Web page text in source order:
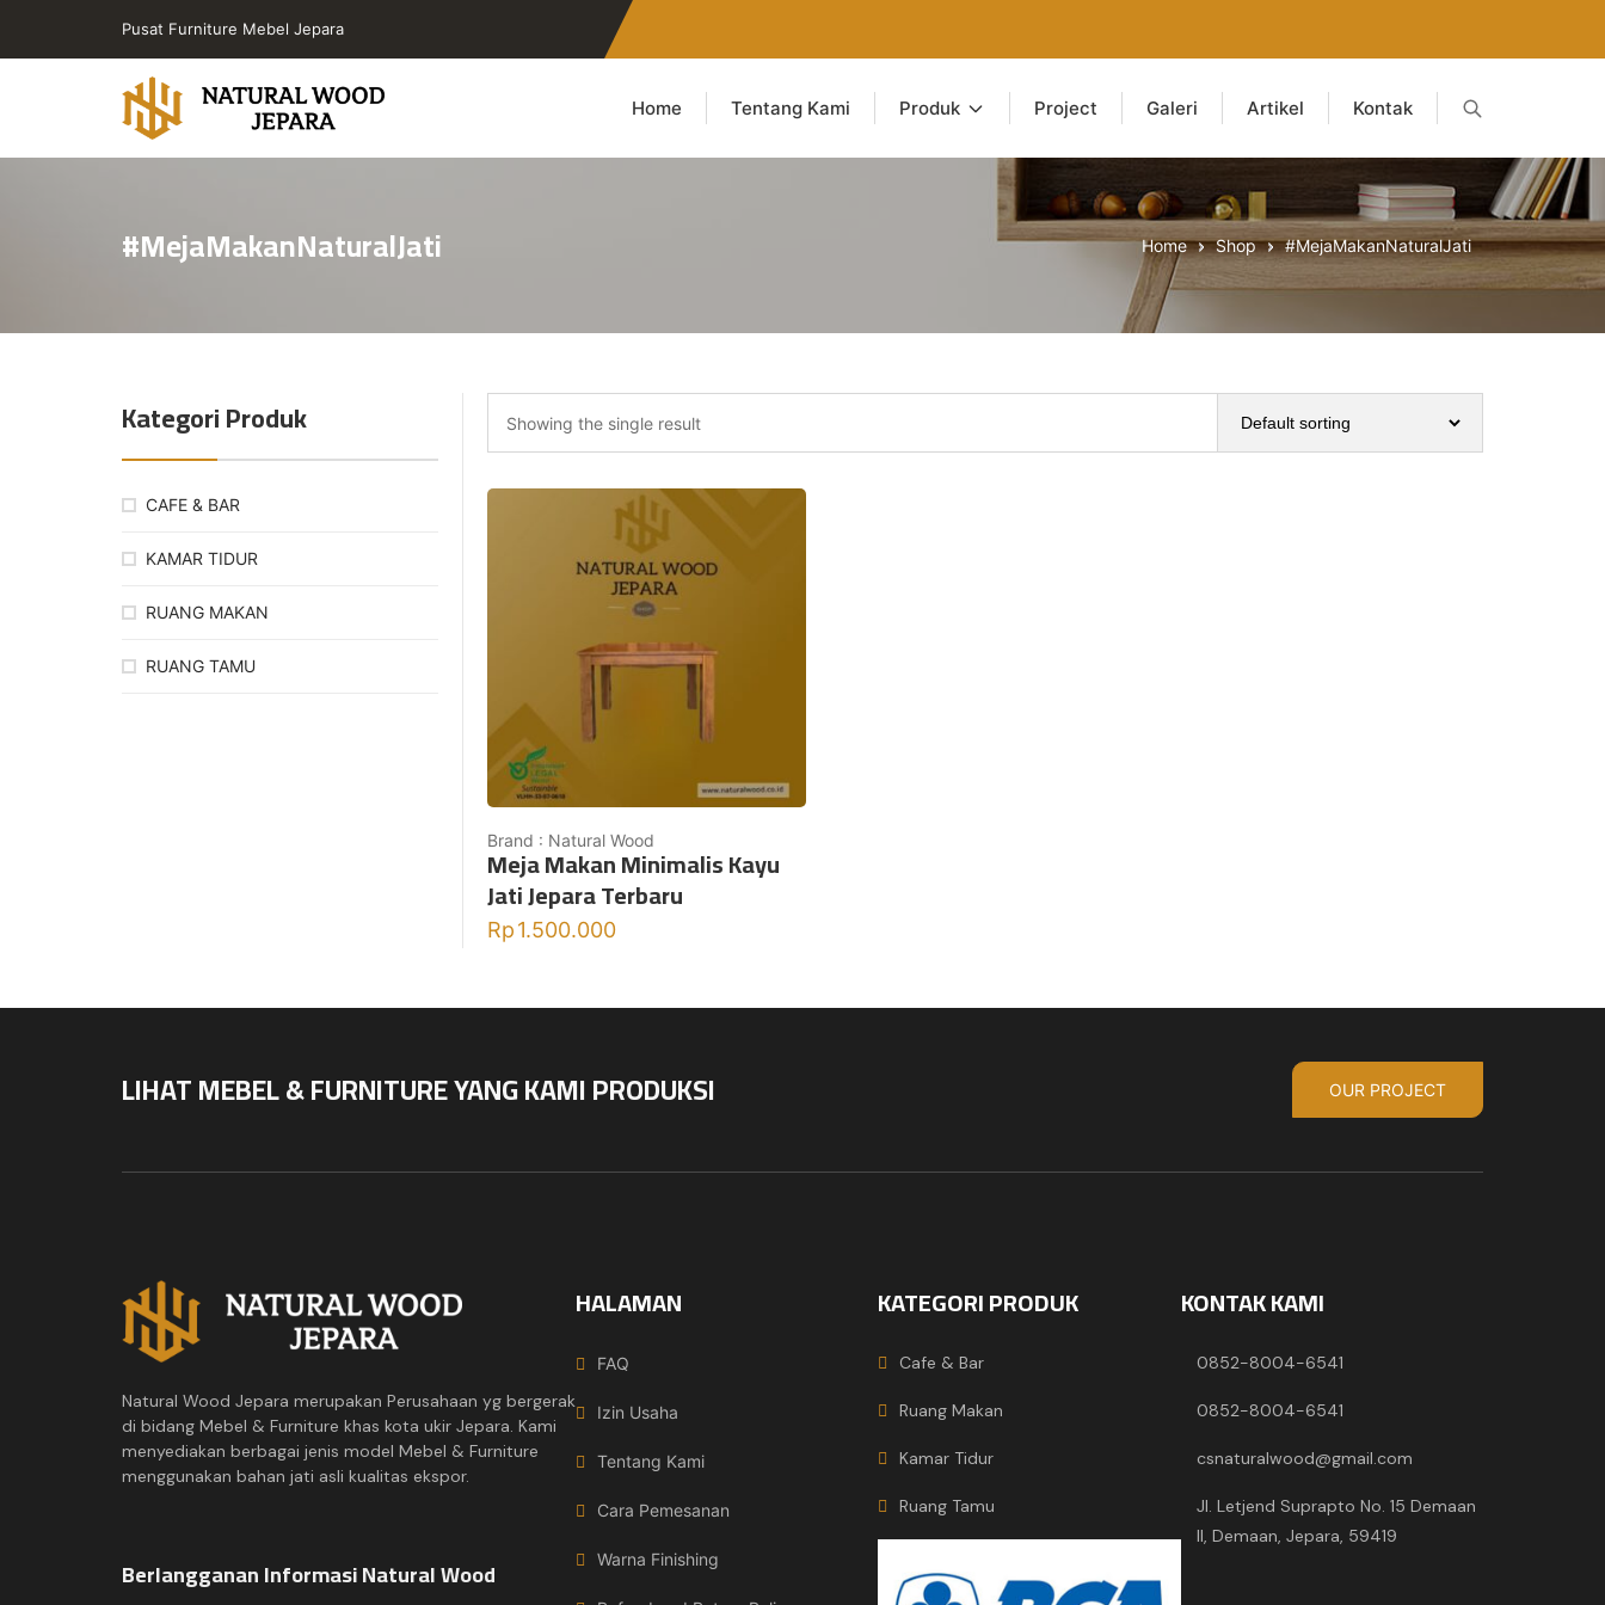
Pusat Furniture Mebel Jepara
Toko
Jepara
PT
Jepara
Home Tentang Kami Produk Project Galeri Artikel Kontak
#MejaMakanNaturalJati Home Shop #MejaMakanNaturalJati
Kategori Produk
CAFE & BAR
KAMAR TIDUR
RUANG MAKAN
RUANG TAMU
Showing the single result
Brand : Natural Wood
Meja Makan Minimalis Kayu
Jati Jepara Terbaru
Rp1.500.000
LIHAT MEBEL & FURNITURE YANG KAMI PRODUKSI OUR PROJECT
Natural Wood Jepara merupakan Perusahaan yg bergerak
di bidang Mebel & Furniture khas kota ukir Jepara. Kami
menyediakan berbagai jenis model Mebel & Furniture
menggunakan bahan jati asli kualitas ekspor.
Berlangganan Informasi Natural Wood
HALAMAN
FAQ
Izin Usaha
Tentang Kami
Cara Pemesanan
Warna Finishing
KATEGORI PRODUK
Cafe & Bar
Ruang Makan
Kamar Tidur
Ruang Tamu
KONTAK KAMI
0852-8004-6541
0852-8004-6541
csnaturalwood@gmail.com
Jl. Letjend Suprapto No. 15 Demaan
II, Demaan, Jepara, 59419